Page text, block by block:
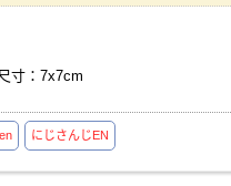
寸：7x7cm
en にじさんじEN